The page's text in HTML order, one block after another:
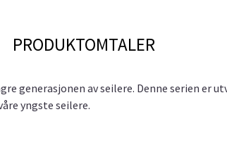
PRODUKTOMTALER
generasjonen av seilere. Denne serien
yngste seilere.